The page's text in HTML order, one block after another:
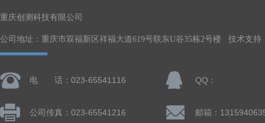
重庆创测科技有限公司
公司地址：重庆市双福新区祥福大道619号联东U谷35栋2号楼 技术支持
电 话：023-65541116 QQ：
公司传真：023-65541216 邮箱：